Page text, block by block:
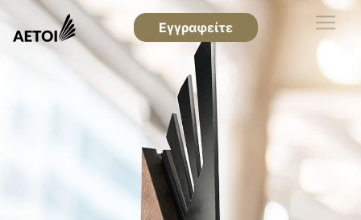
Εγγραφείτε